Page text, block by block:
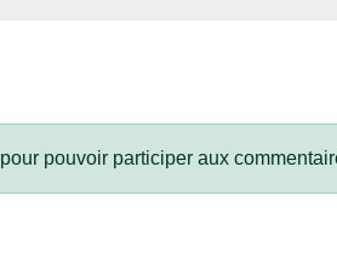
pour pouvoir participer aux